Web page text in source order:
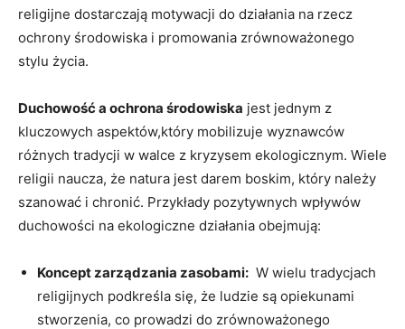
religijne ‍dostarczają motywacji do działania na‍ rzecz
ochrony​ środowiska‌ i promowania ​zrównoważonego
stylu życia.
Duchowość a ochrona środowiska jest jednym ⁤z
kluczowych​ aspektów,który‌ mobilizuje wyznawców
różnych tradycji w walce ​z kryzysem ekologicznym. Wiele
religii ⁣naucza,⁢ że natura ⁤jest darem boskim, ⁤który należy
szanować i chronić. Przykłady pozytywnych ⁢wpływów
⁣duchowości na ⁣ekologiczne działania obejmują:
Koncept⁣ zarządzania zasobami: ⁤ W wielu tradycjach
religijnych podkreśla ‍się, że ludzie są opiekunami⁣
stworzenia, co prowadzi do zrównoważonego